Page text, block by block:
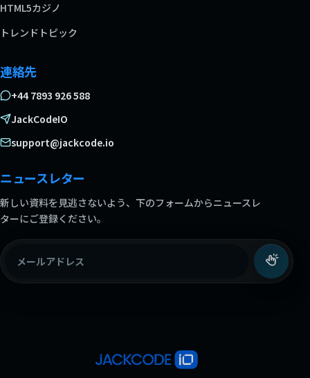
HTML5カジノ
トレンドトピック
連絡先
+44 7893 926 588
JackCodeIO
support@jackcode.io
ニュースレター
新しい資料を見逃さないよう、下のフォームからニュースレ
ターにご登録ください。